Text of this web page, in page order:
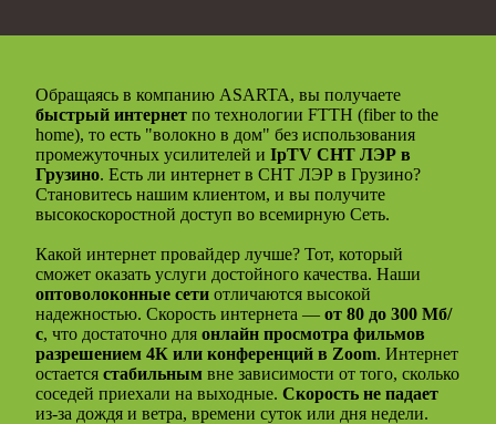
Обращаясь в компанию ASARTA, вы получаете
быстрый интернет по технологии FTTH (fiber to the
home), то есть "волокно в дом" без использования
промежуточных усилителей и IpTV СНТ ЛЭР в
Грузино. Есть ли интернет в СНТ ЛЭР в Грузино?
Становитесь нашим клиентом, и вы получите
высокоскоростной доступ во всемирную Сеть.
Какой интернет провайдер лучше? Тот, который
сможет оказать услуги достойного качества. Наши
оптоволоконные сети отличаются высокой
надежностью. Скорость интернета — от 80 до 300 Мб/
с, что достаточно для онлайн просмотра фильмов
разрешением 4К или конференций в Zoom. Интернет
остается стабильным вне зависимости от того, сколько
соседей приехали на выходные. Скорость не падает
из-за дождя и ветра, времени суток или дня недели.